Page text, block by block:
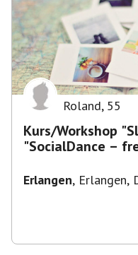
Roland, 55
Kurs/Workshop
"SocialDance –
Erlangen, Erlangen,